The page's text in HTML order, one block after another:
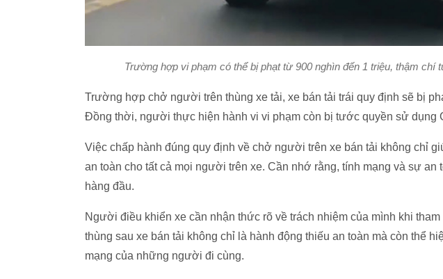
Trường hợp vi phạm có thể bị phạt từ 900 nghìn đến 1 triệu, thậm chí
Trường hợp chở người trên thùng xe tải, xe bán tải trái quy định sẽ bị
Đồng thời, người thực hiện hành vi vi phạm còn bị tước quyền sử dụng
Việc chấp hành đúng quy định về chở người trên xe bán tải không chỉ
an toàn cho tất cả mọi người trên xe. Cần nhớ rằng, tính mạng và sự
hàng đầu.
Người điều khiển xe cần nhận thức rõ về trách nhiệm của mình khi
thùng sau xe bán tải không chỉ là hành động thiếu an toàn mà còn thể
mạng của những người đi cùng.